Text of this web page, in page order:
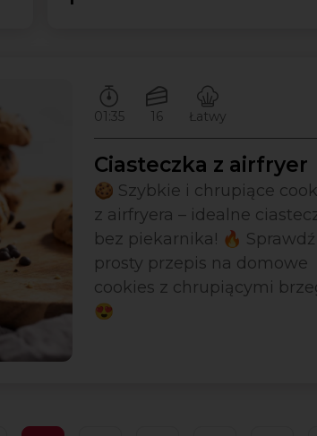
Czas przygotowywania:
01:35
Ilość porcji:
16
Poziom trudności:
Łatwy
Ciasteczka z airfryer
🍪 Szybkie i chrupiące
z airfryera – idealne
bez piekarnika! 🔥 Sprawdź
prosty przepis na domowe
cookies z chrupiącymi
😍